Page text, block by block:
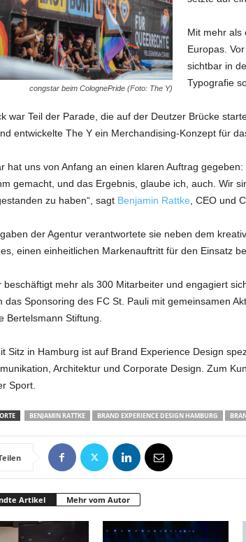
congstar beim ColognePride (Foto: The Y)
Mit mehr als
Europas.
sichtbar in
Typografie
war Teil der Parade, die auf der Deutzer Brücke
entwickelte The Y ein Merchandising-Konzept für
hat uns von Anfang an einen klaren Auftrag
gemacht, und das Ergebnis, glaube ich, auch. Wir
zu haben“, sagt Benjamin Rattke , CEO und
der Agentur verantwortete sie neben dem
einen einheitlichen Markenauftritt für den Einsatz
beschäftigt mehr als 300 Mitarbeiter und engagiert
das Sponsoring des FC St. Pauli mit gemeinsamen
Bertelsmann Stiftung.
Sitz in Hamburg ist auf Brand Experience Design
Architektur und Corporate Design. Zum
Sport.
BENJAMIN RATTKE BRAND EXPERIENCE DESIGN HAMBURG
Artikel Mehr vom Autor